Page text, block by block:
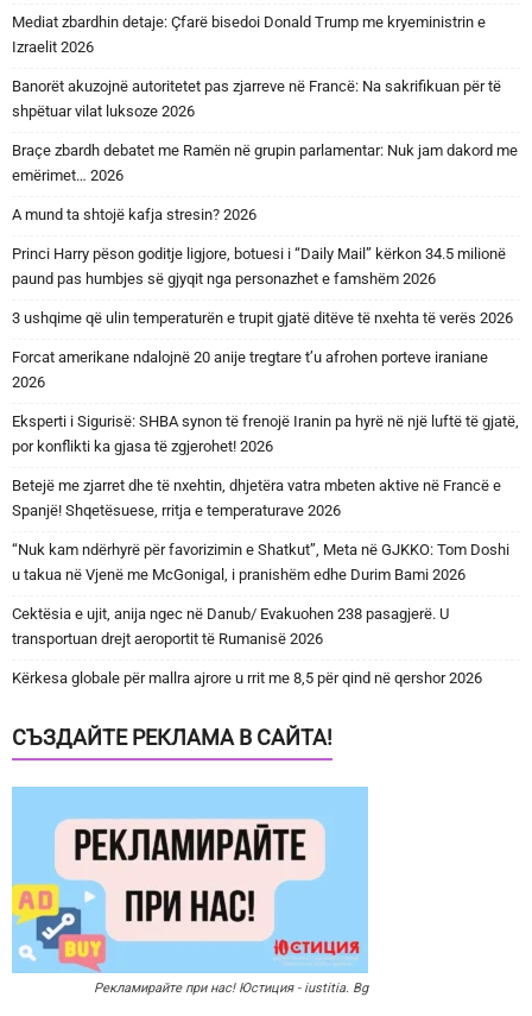
Mediat zbardhin detaje: Çfarë bisedoi Donald Trump me kryeministrin e
Izraelit 2026
Banorët akuzojnë autoritetet pas zjarreve në Francë: Na sakrifikuan për të
shpëtuar vilat luksoze 2026
Braçe zbardh debatet me Ramën në grupin parlamentar: Nuk jam dakord me
emërimet… 2026
A mund ta shtojë kafja stresin? 2026
Princi Harry pëson goditje ligjore, botuesi i “Daily Mail” kërkon 34.5 milionë
paund pas humbjes së gjyqit nga personazhet e famshëm 2026
3 ushqime që ulin temperaturën e trupit gjatë ditëve të nxehta të verës 2026
Forcat amerikane ndalojnë 20 anije tregtare t’u afrohen porteve iraniane
2026
Eksperti i Sigurisë: SHBA synon të frenojë Iranin pa hyrë në një luftë të gjatë,
por konflikti ka gjasa të zgjerohet! 2026
Betejë me zjarret dhe të nxehtin, dhjetëra vatra mbeten aktive në Francë e
Spanjë! Shqetësuese, rritja e temperaturave 2026
“Nuk kam ndërhyrë për favorizimin e Shatkut”, Meta në GJKKO: Tom Doshi
u takua në Vjenë me McGonigal, i pranishëm edhe Durim Bami 2026
Cektësia e ujit, anija ngec në Danub/ Evakuohen 238 pasagjerë. U
transportuan drejt aeroportit të Rumanisë 2026
Kërkesa globale për mallra ajrore u rrit me 8,5 për qind në qershor 2026
СЪЗДАЙТЕ РЕКЛАМА В САЙТА!
Рекламирайте при нас! Юстиция - iustitia. Bg